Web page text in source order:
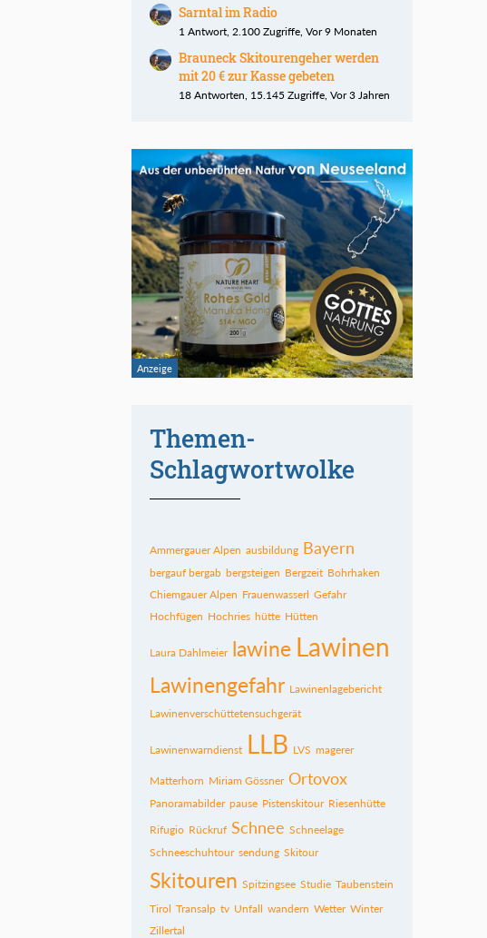
Sarntal im Radio
1 Antwort, 2.100 Zugriffe, Vor 9 Monaten
Brauneck Skitourengeher werden
mit 20 € zur Kasse gebeten
18 Antworten, 15.145 Zugriffe, Vor 3 Jahren
Themen-
Schlagwortwolke
Ammergauer Alpen ausbildung Bayern
bergauf bergab bergsteigen Bergzeit Bohrhaken
Chiemgauer Alpen Frauenwasserl Gefahr
Hochfügen Hochries hütte Hütten
Laura Dahlmeier lawine Lawinen
Lawinengefahr Lawinenlagebericht
Lawinenverschüttetensuchgerät
Lawinenwarndienst LLB LVS magerer
Matterhorn Miriam Gössner Ortovox
Panoramabilder pause Pistenskitour Riesenhütte
Rifugio Rückruf Schnee Schneelage
Schneeschuhtour sendung Skitour
Skitouren Spitzingsee Studie Taubenstein
Tirol Transalp tv Unfall wandern Wetter Winter
Zillertal